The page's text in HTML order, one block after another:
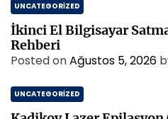
UNCATEGORIZED
İkinci El Bilgisayar
Rehberi
Posted onAğustos 5, 2026
UNCATEGORIZED